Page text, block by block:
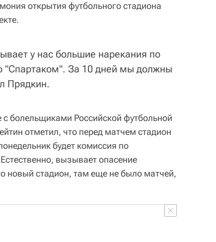
открытия футбольного стадиона
у нас большие нарекания по
"Спартаком". За 10 дней мы должны
Прядкин.
с болельщиками Российской футбольной
отметил, что перед матчем стадион
будет комиссия по
вызывает опасение
новый стадион, там еще не было матчей,